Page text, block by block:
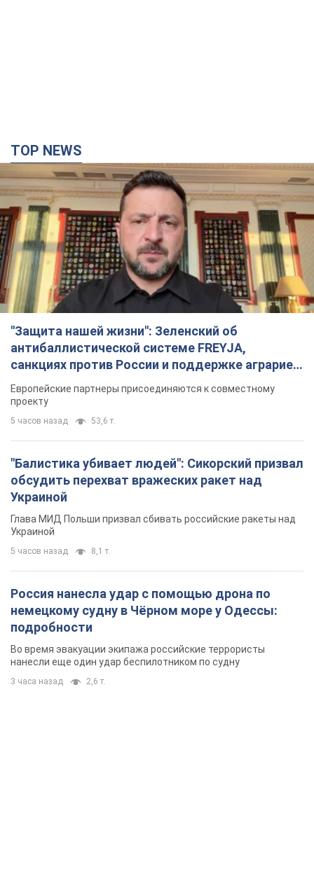
TOP NEWS
"Защита нашей жизни": Зеленский об
антибаллистической системе FREYJA,
санкциях против России и поддержке аграриев.
Видео
Европейские партнеры присоединяются к совместному
проекту
5 часов назад 53,6 т.
"Балистика убивает людей": Сикорский призвал
обсудить перехват вражеских ракет над
Украиной
Глава МИД Польши призвал сбивать российские ракеты над
Украиной
5 часов назад 8,1 т.
Россия нанесла удар с помощью дрона по
немецкому судну в Чёрном море у Одессы:
подробности
Во время эвакуации экипажа российские террористы
нанесли еще один удар беспилотником по судну
3 часа назад 2,6 т.